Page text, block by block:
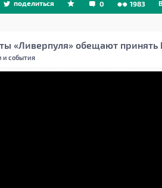
поделиться 0 1983
«Ливерпуля» обещают принять
и события